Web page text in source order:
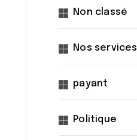
Non classé
Nos services
payant
Politique